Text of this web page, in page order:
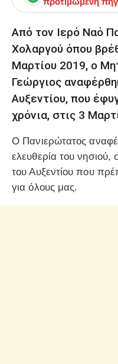
Από τον Ιερό Ναό
Χολαργού όπου
Μαρτίου 2019, ο
Γεώργιος
Αυξεντίου, που
χρόνια, στις 3
Ο Πανιερώτατος
ελευθερία του
του Αυξεντίου που
για όλους μας.